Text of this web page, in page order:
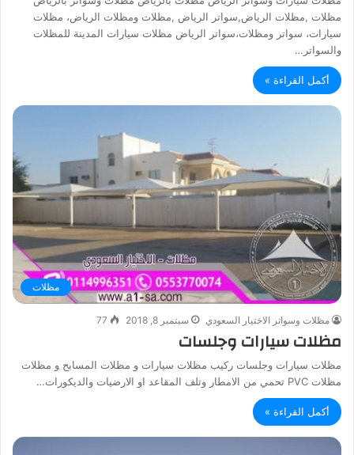
مظلات ,مظلات الرياض,سواتر الرياض ,مظلات ومظلات الرياض، مظلات
سيارات، سواتر ومظلات،سواتر الرياض مظلات سيارات المدينة للمظلات
والسواتر…
أكمل القراءة »
مظلات
مظلات وسواتر الاختيار السعودي سبتمبر 8, 2018 77
مظلات سيارات وجلسات
مظلات سيارات وجلسات ركيب مظلات سيارات و مظلات المسابح و مظلات
مظلات PVC تحمي من الامطار وتلف المقاعد او الارضيات والديكورات…
أكمل القراءة »